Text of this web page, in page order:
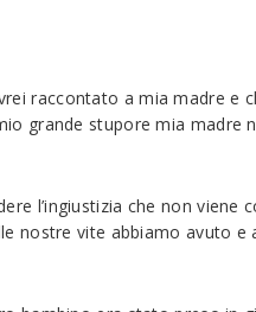
raccontato a mia madre e
grande stupore mia madre
l’ingiustizia che non viene
nostre vite abbiamo avuto